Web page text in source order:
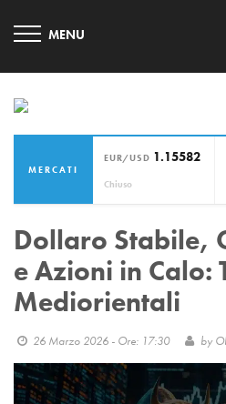
MERCATI
EUR/USD 1.15582
Chiuso
Dollaro Stabile,
e Azioni in Calo:
Mediorientali
26 Marzo 2026 - Ore: 17:30 by